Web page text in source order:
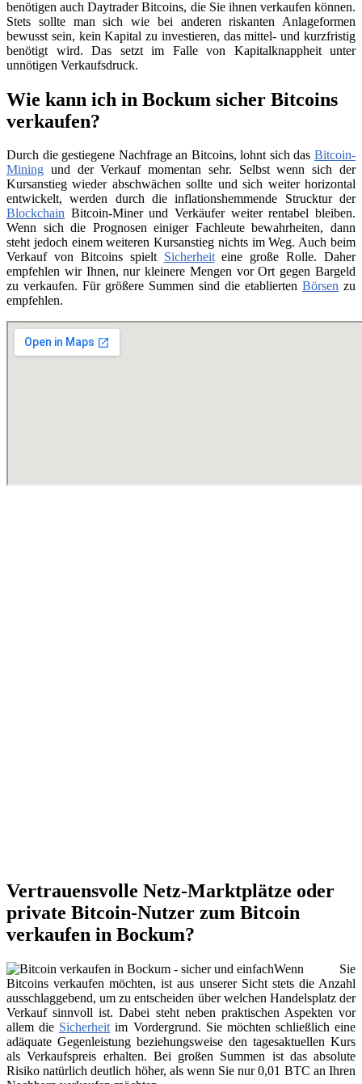
benötigen auch Daytrader Bitcoins, die Sie ihnen verkaufen können.
Stets sollte man sich wie bei anderen riskanten Anlageformen
bewusst sein, kein Kapital zu investieren, das mittel- und kurzfristig
benötigt wird. Das setzt im Falle von Kapitalknappheit unter
unnötigen Verkaufsdruck.
Wie kann ich in Bockum sicher Bitcoins
verkaufen?
Durch die gestiegene Nachfrage an Bitcoins, lohnt sich das Bitcoin-
Mining und der Verkauf momentan sehr. Selbst wenn sich der
Kursanstieg wieder abschwächen sollte und sich weiter horizontal
entwickelt, werden durch die inflationshemmende Strucktur der
Blockchain Bitcoin-Miner und Verkäufer weiter rentabel bleiben.
Wenn sich die Prognosen einiger Fachleute bewahrheiten, dann
steht jedoch einem weiteren Kursanstieg nichts im Weg. Auch beim
Verkauf von Bitcoins spielt Sicherheiteine große Rolle. Daher
empfehlen wir Ihnen, nur kleinere Mengen vor Ort gegen Bargeld
zu verkaufen. Für größere Summen sind die etablierten Börsen zu
empfehlen.
Vertrauensvolle Netz-Marktplätze oder
private Bitcoin-Nutzer zum Bitcoin
verkaufen in Bockum?
Wenn Sie
Bitcoins verkaufen möchten, ist aus unserer Sicht stets die Anzahl
ausschlaggebend, um zu entscheiden über welchen Handelsplatz der
Verkauf sinnvoll ist. Dabei steht neben praktischen Aspekten vor
allem die Sicherheit im Vordergrund. Sie möchten schließlich eine
adäquate Gegenleistung beziehungsweise den tagesaktuellen Kurs
als Verkaufspreis erhalten. Bei großen Summen ist das absolute
Risiko natürlich deutlich höher, als wenn Sie nur 0,01 BTC an Ihren